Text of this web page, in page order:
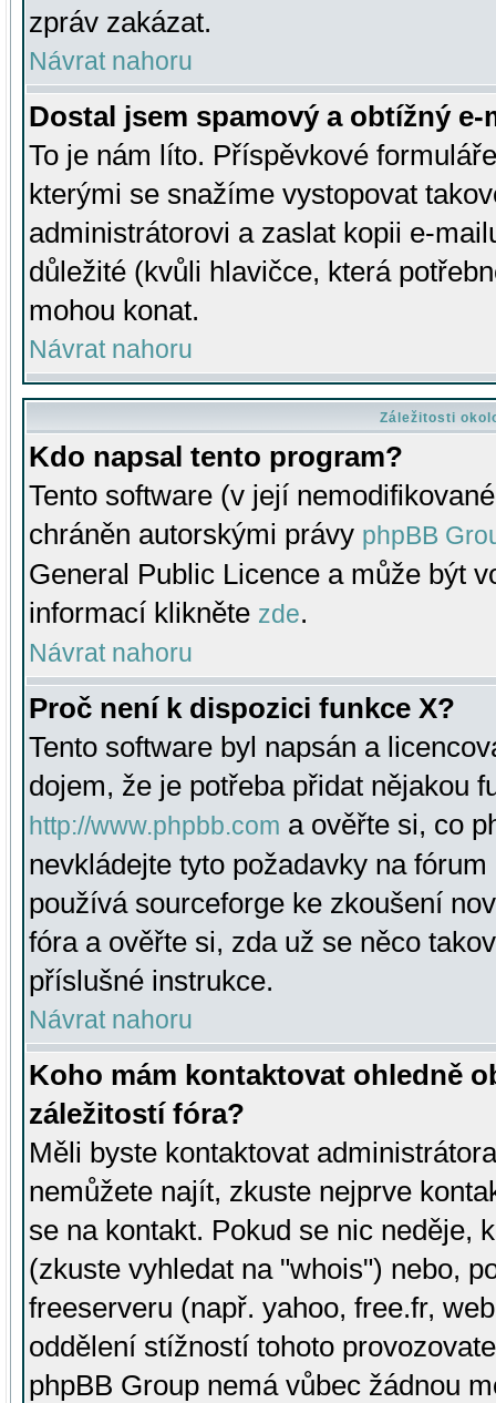
zpráv zakázat.
Návrat nahoru
Dostal jsem spamový a obtížný
To je nám líto. Příspěvkové
kterými se snažíme vystopovat
administrátorovi a zaslat kopii e-
důležité (kvůli hlavičce, která
mohou konat.
Návrat nahoru
Záležitosti
Kdo napsal tento program?
Tento software (v její
chráněn autorskými právy phpBB
General Public Licence a může být
informací klikněte zde.
Návrat nahoru
Proč není k dispozici funkce X?
Tento software byl napsán a
dojem, že je potřeba přidat nějakou
http://www.phpbb.com a ověřte si, co
nevkládejte tyto požadavky na
používá sourceforge ke zkoušení
fóra a ověřte si, zda už se něco
příslušné instrukce.
Návrat nahoru
Koho mám kontaktovat ohledně
záležitostí fóra?
Měli byste kontaktovat
nemůžete najít, zkuste nejprve
se na kontakt. Pokud se nic neděje,
(zkuste vyhledat na "whois") nebo,
freeserveru (např. yahoo, free.fr,
oddělení stížností tohoto
phpBB Group nemá vůbec žádnou